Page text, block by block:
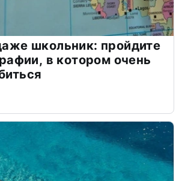
школьник: пройдите
в котором очень